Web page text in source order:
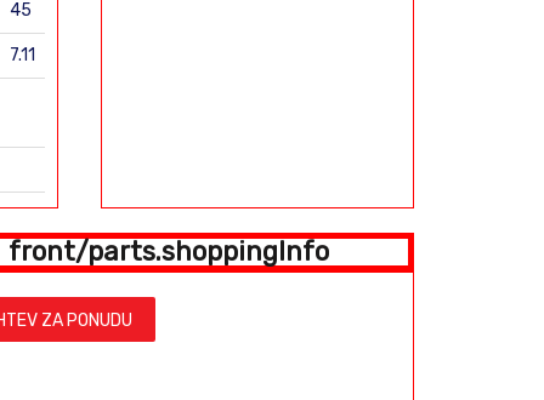
45
7.11
of
front/parts.shoppingInfo
ZA PONUDU